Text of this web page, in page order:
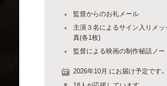
監督からのお礼メール
主演３名によるサイン入りメ
真(各1枚)
監督による映画の制作秘話ノー
2026年10月 にお届け予定です。